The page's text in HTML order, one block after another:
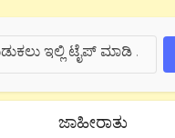
ಜಾಹೀರಾತು